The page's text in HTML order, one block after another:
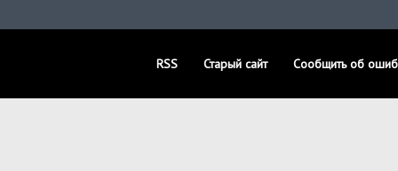
RSS Старый сайт Сообщить об